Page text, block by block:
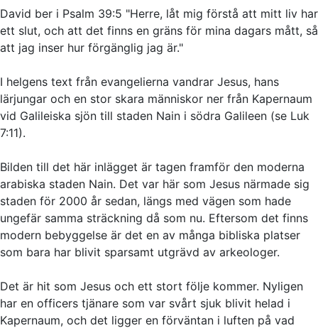
David ber i Psalm 39:5 "Herre, låt mig förstå att mitt liv har
ett slut, och att det finns en gräns för mina dagars mått, så
att jag inser hur förgänglig jag är."
I helgens text från evangelierna vandrar Jesus, hans
lärjungar och en stor skara människor ner från Kapernaum
vid Galileiska sjön till staden Nain i södra Galileen (se Luk
7:11).
Bilden till det här inlägget är tagen framför den moderna
arabiska staden Nain. Det var här som Jesus närmade sig
staden för 2000 år sedan, längs med vägen som hade
ungefär samma sträckning då som nu. Eftersom det finns
modern bebyggelse är det en av många bibliska platser
som bara har blivit sparsamt utgrävd av arkeologer.
Det är hit som Jesus och ett stort följe kommer. Nyligen
har en officers tjänare som var svårt sjuk blivit helad i
Kapernaum, och det ligger en förväntan i luften på vad